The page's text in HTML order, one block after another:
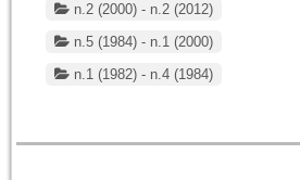
n.2 (2000) - n.2 (2012)
n.5 (1984) - n.1 (2000)
n.1 (1982) - n.4 (1984)